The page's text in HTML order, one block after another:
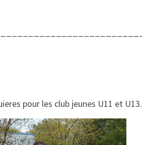
pour les club jeunes U11 et U13.